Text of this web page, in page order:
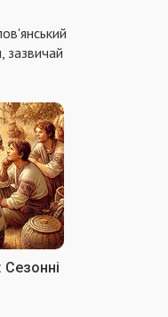
зазвичай